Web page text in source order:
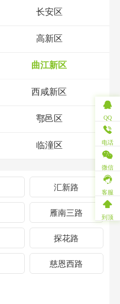
长安区
高新区
曲江新区
西咸新区
鄠邑区
临潼区
汇新路
雁南三路
探花路
慈恩西路
QQ
电话
微信
客服
到顶